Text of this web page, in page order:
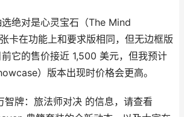
绝对是心灵宝石（The Mind
卡在功能上和要求版相同，但无边框版
它的售价接近 1,500 美元，但我预计
）版本出现时价格会更高。
智牌：旅法师对决 的信息，请查看